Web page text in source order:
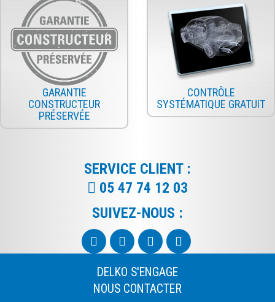
GARANTIE
CONSTRUCTEUR
PRÉSERVÉE
CONTRÔLE
SYSTÉMATIQUE GRATUIT
SERVICE CLIENT :
05 47 74 12 03
SUIVEZ-NOUS :
DELKO S'ENGAGE
NOUS CONTACTER